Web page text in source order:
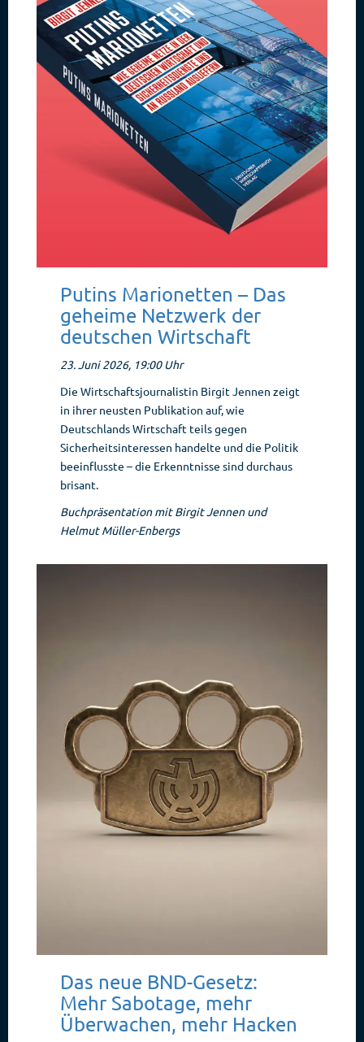
Putins Marionetten – Das
geheime Netzwerk der
deutschen Wirtschaft
23. Juni 2026, 19:00 Uhr
Die Wirtschaftsjournalistin Birgit Jennen zeigt
in ihrer neusten Publikation auf, wie
Deutschlands Wirtschaft teils gegen
Sicherheitsinteressen handelte und die Politik
beeinflusste – die Erkenntnisse sind durchaus
brisant.
Buchpräsentation mit Birgit Jennen und
Helmut Müller-Enbergs
Das neue BND-Gesetz:
Mehr Sabotage, mehr
Überwachen, mehr Hacken